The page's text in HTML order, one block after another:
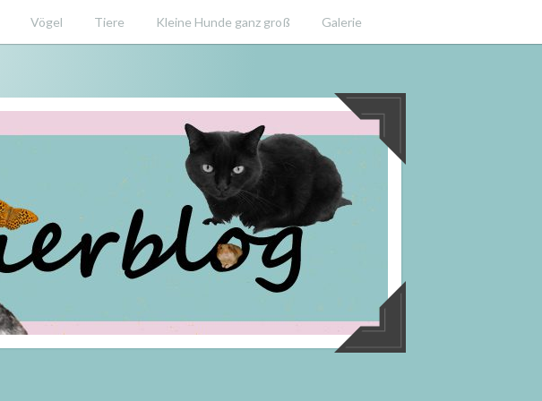
Vögel Tiere Kleine Hunde ganz groß Galerie